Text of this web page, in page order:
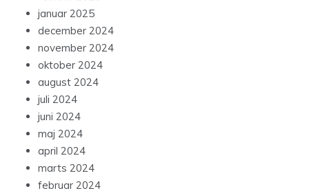
januar 2025
december 2024
november 2024
oktober 2024
august 2024
juli 2024
juni 2024
maj 2024
april 2024
marts 2024
februar 2024